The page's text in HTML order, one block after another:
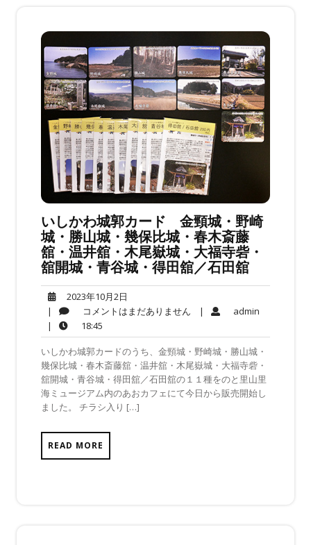
いしかわ城郭カード 金頸城・野崎
城・勝山城・幾保比城・春木斎藤
舘・温井舘・木尾嶽城・大福寺砦・
舘開城・青谷城・得田舘／石田舘
2023年10月2日
年
月
2
日
| コメントはまだありません
ン
ト
は
ま
だ
| admin
|
18:45
いしかわ城郭カードのうち、金頸城・野崎城・勝山城・
幾保比城・春木斎藤舘・温井舘・木尾嶽城・大福寺砦・
舘開城・青谷城・得田舘／石田舘の１１種をのと里山里
海ミュージアム内のあおカフェにて今日から販売開始し
ました。 チラシ入り […]
READ MORE